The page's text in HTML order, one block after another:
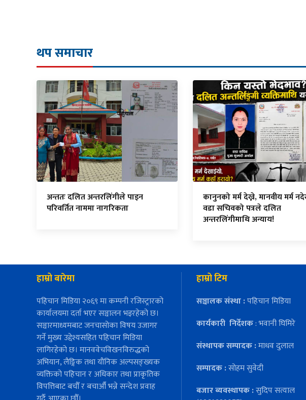
थप समाचार
अन्ततः दलित अन्तरलिंगीले पाइन
परिवर्तित नाममा नागरिकता
कानुनको मर्म देख्ने, मानवीय मर्म
वडा सचिवको पत्रले दलित
अन्तरलिंगीमाथि अन्याय!
हाम्रो बारेमा
पहिचान मिडिया २०६९ मा कम्पनी रजिस्ट्रारको
कार्यालयमा दर्ता भएर सञ्चालन भइरहेको छ।
सञ्चारमाध्यमबाट जनचासोका विषय उजागर
गर्ने मुख्य उद्देश्यसहित पहिचान मिडिया
लागिरहेको छ। मानववेचविखनविरुद्धको
अभियान, लैङ्गिक तथा यौनिक अल्पसङ्ख्यक
व्यक्तिको पहिचान र अधिकार तथा प्राकृतिक
विपत्तिबाट बचौँ र बचाऔँ भन्ने सन्देश प्रवाह
हाम्रो टिम
सञ्चालक संस्था :पहिचान मिडिया
कार्यकारी निर्देशक: भवानी घिमिरे
संस्थापक सम्पादक :माधव दुलाल
सम्पादक :सोहम सुवेदी
बजार ब्यवस्थापक :सुदिप सत्याल